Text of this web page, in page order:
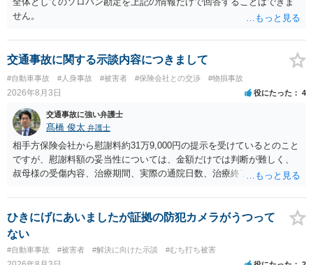
せん。
交通事故に関する示談内容につきまして
#自動車事故 #人身事故 #被害者 #保険会社との交渉 #物損事故
2026年8月3日 役にたった 4
交通事故に強い弁護士
髙橋 俊太 弁護士
相手方保険会社から慰謝料約31万9,000円の提示を受けているとのこと
ですが、慰謝料額の妥当性については、金額だけでは判断が難しく、
叔母様の受傷内容、治療期間、実際の通院日数、治療終了の経緯、後
確認する必要があります。保険会社から提示される慰謝料額について
は、弁護士が介入することにより増額を検討できる場合がありますの
で、以下の資料・情報を準備した上で、弁護士に個別に相談すること
をお勧めいたします。 ・相手方保険会社から届いている示談金額の提
示書類 ・叔母様の診断名、けがの内容 ・治療開始日及び治療終了日
ひきにげにあいましたが証拠の防犯カメラがうつって
ない
#自動車事故 #被害者 #解決に向けた示談 #むち打ち被害